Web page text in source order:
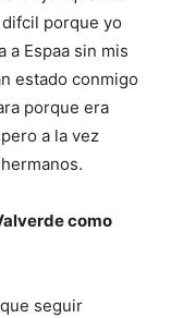
porque yo
a Espaa sin mis
estado conmigo
porque era
a la vez
como
seguir